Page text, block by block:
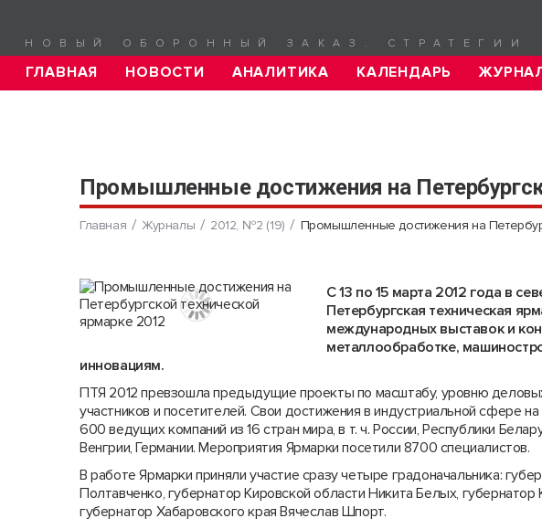
НОВЫЙ ОБОРОННЫЙ ЗАКАЗ. СТРАТЕГИИ
ГЛАВНАЯ НОВОСТИ АНАЛИТИКА КАЛЕНДАРЬ
Промышленные достижения на
Главная Журналы 2012, №2 (19) Промышленные достижения на
С 13 по 15 марта 2012 года в
Петербургская техническая
международных выставок и
металлообработке,
инновациям.
ПТЯ 2012 превзошла предыдущие проекты по масштабу, уровню
участников и посетителей. Свои достижения в индустриальной сфере
600 ведущих компаний из 16 стран мира, в т. ч. России, Республики
Венгрии, Германии. Мероприятия Ярмарки посетили 8700 специалистов.
В работе Ярмарки приняли участие сразу четыре градоначальника:
Полтавченко, губернатор Кировской области Никита Белых,
губернатор Хабаровского края Вячеслав Шпорт.